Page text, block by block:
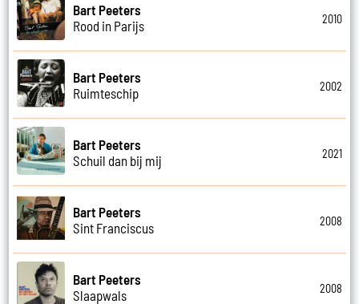
Bart Peeters
Rood in Parijs
2010
Bart Peeters
Ruimteschip
2002
Bart Peeters
Schuil dan bij mij
2021
Bart Peeters
Sint Franciscus
2008
Bart Peeters
Slaapwals
2008